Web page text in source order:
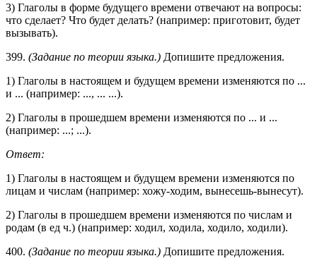
3) Глаголы в форме будущего времени отвечают на вопросы:
что сделает? Что будет делать? (например: приготовит, будет
вызывать).
399. (Задание по теории языка.) Допишите предложения.
1) Глаголы в настоящем и будущем времени изменяются по ...
и ... (например: ..., ... ...).
2) Глаголы в прошедшем времени изменяются по ... и ...
(например: ...; ...).
Ответ:
1) Глаголы в настоящем и будущем времени изменяются по
лицам и числам (например: хожу-ходим, вынесешь-вынесут).
2) Глаголы в прошедшем времени изменяются по числам и
родам (в ед ч.) (например: ходил, ходила, ходило, ходили).
400. (Задание по теории языка.) Допишите предложения.